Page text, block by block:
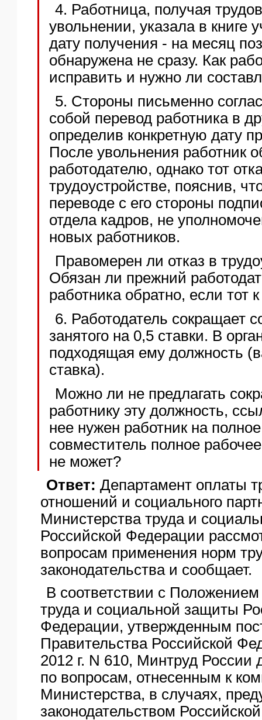
4. Работница, получая
увольнении, указала в книге
дату получения - на месяц
обнаружена не сразу. Как
исправить и нужно ли
5. Стороны письменно
собой перевод работника в
определив конкретную дату
После увольнения работник
работодателю, однако тот
трудоустройстве, пояснив,
переводе с его стороны
отдела кадров, не
новых работников.
Правомерен ли отказ в
Обязан ли прежний
работника обратно, если тот
6. Работодатель сокращает
занятого на 0,5 ставки. В
подходящая ему должность
ставка).
Можно ли не предлагать
работнику эту должность,
нее нужен работник на
совместитель полное
не может?
Ответ: Департамент оплаты
отношений и социального
Министерства труда и
Российской Федерации
вопросам применения норм
законодательства и сообщает.
В соответствии с
труда и социальной защиты
Федерации, утвержденным
Правительства Российской
2012 г. N 610, Минтруд России
по вопросам, отнесенным к
Министерства, в случаях,
законодательством